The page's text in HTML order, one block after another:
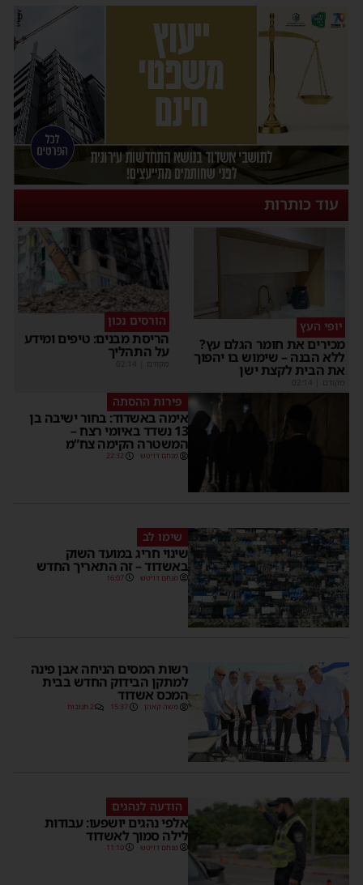
עוד כותרות
יופי העץ
מכירים את חומר הגלם עץ?
ללא הבנה – שימוש בו יהפוך
את הבית לקצת ישן
מקודם
הורסים נכון
הריסת מבנים: טיפים ומידע
על התהליך
מקודם
פירות ההסתה
אימה באשדוד: בחור ישיבה בן
13 נשדד באיומי רצח –
המשטרה הקימה צח”מ
מנחם דויטש 22:32
שימו לב
שינוי חריג במועד השוק
באשדוד – זה התאריך החדש
מנחם דויטש 16:07
רשות המסים הניחה אבן פינה
למתקן הבידוק החדש בבית
המכס אשדוד
משה קאהן 15:37 2 תגובות
הודעה לנהגים
אלפי נהגים יושפעו: עבודות
לילה סמוך לאשדוד
מנחם דויטש 11:10